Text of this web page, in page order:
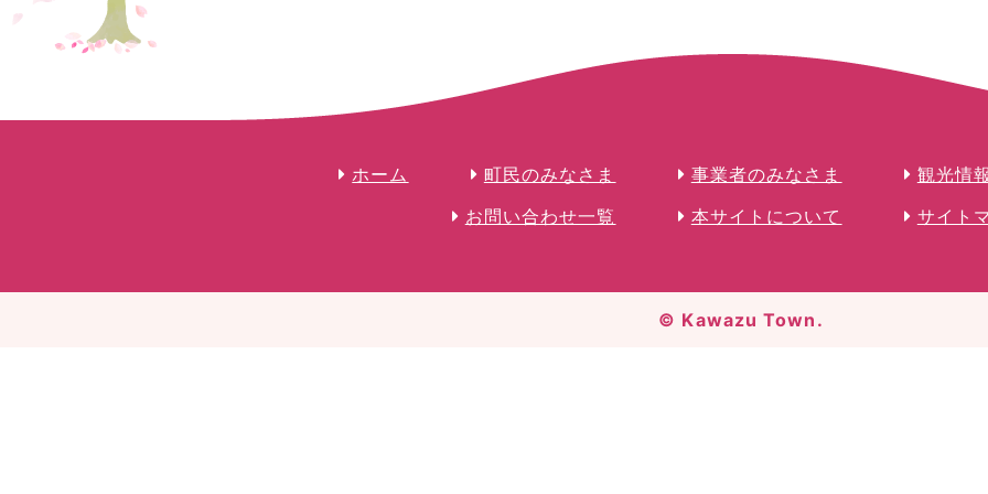
ホーム 町民のみなさま 事業者のみなさま 観光情報
お問い合わせ一覧
本サイトについて サイト
© Kawazu Town.